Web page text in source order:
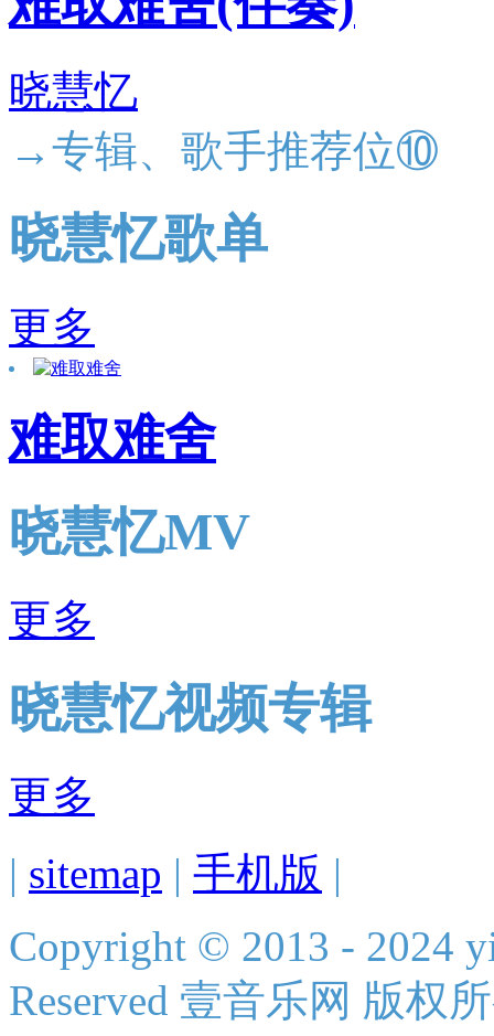
晓慧忆
→专辑、歌手推荐位⑩
晓慧忆歌单
更多
难取难舍
晓慧忆MV
更多
晓慧忆视频专辑
更多
| sitemap | 手机版 |
Copyright © 2013 - 2024
Reserved 壹音乐网 版权